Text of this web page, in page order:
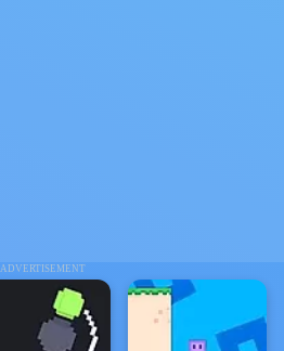
ADVERTISEMENT